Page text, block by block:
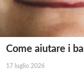
Come aiutare i
17 luglio 2026